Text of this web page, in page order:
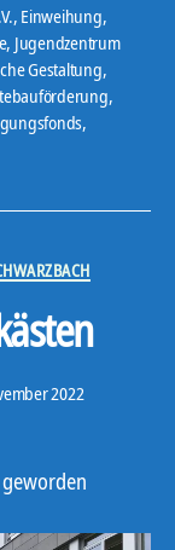
, Einweihung,
, Jugendzentrum
Gestaltung,
,
,
2022